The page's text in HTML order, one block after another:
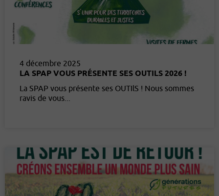
4 décembre 2025
LA SPAP VOUS PRÉSENTE SES OUTILS 2026 !
La SPAP vous présente ses OUTIlS ! Nous sommes
ravis de vous...